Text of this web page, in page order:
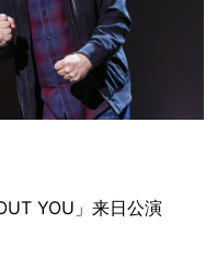
YOU」来日公演